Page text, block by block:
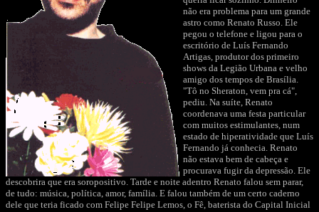
não era problema para um grande
astro como Renato Russo. Ele
pegou o telefone e ligou para o
escritório de Luís Fernando
Artigas, produtor dos primeiro
shows da Legião Urbana e velho
amigo dos tempos de Brasília.
"Tô no Sheraton, vem pra cá",
pediu. Na suíte, Renato
coordenava uma festa particular
com muitos estimulantes, num
estado de hiperatividade que Luís
Fernando já conhecia. Renato
não estava bem de cabeça e
procurava fugir da depressão. Ele
descobrira que era soropositivo. Tarde e noite adentro Renato falou sem parar,
de tudo: música, política, amor, família. E falou também de um certo caderno
dele que teria ficado com Felipe Felipe Lemos, o Fê, baterista do Capital Inicial